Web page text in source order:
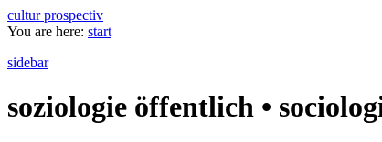
cultur prospectiv
You are here: start
sidebar
soziologie öffentlich •